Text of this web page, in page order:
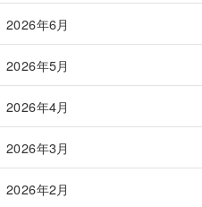
2026年6月
2026年5月
2026年4月
2026年3月
2026年2月